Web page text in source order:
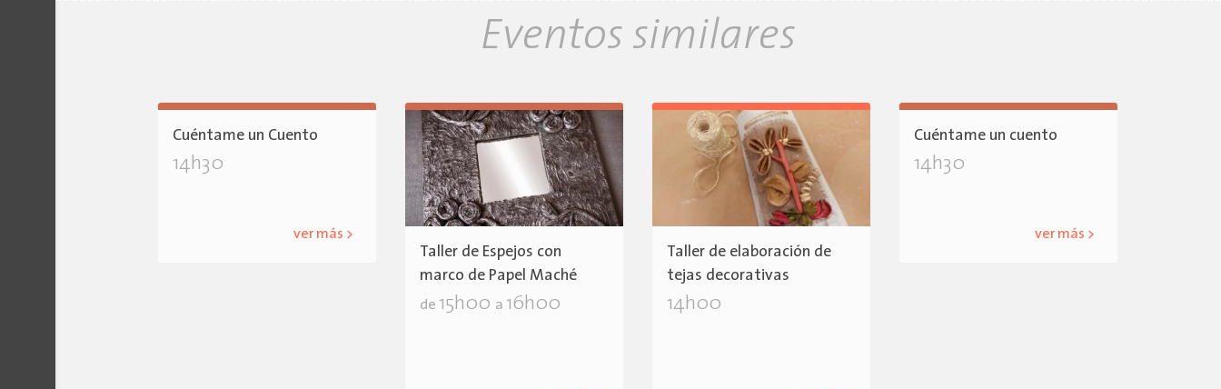
Eventos similares
Cuéntame un Cuento
14h30
ver más >
Taller de Espejos con
marco de Papel Maché
de 15h00 a 16h00
Taller de elaboración de
tejas decorativas
14h00
Cuéntame un cuento
14h30
ver más >